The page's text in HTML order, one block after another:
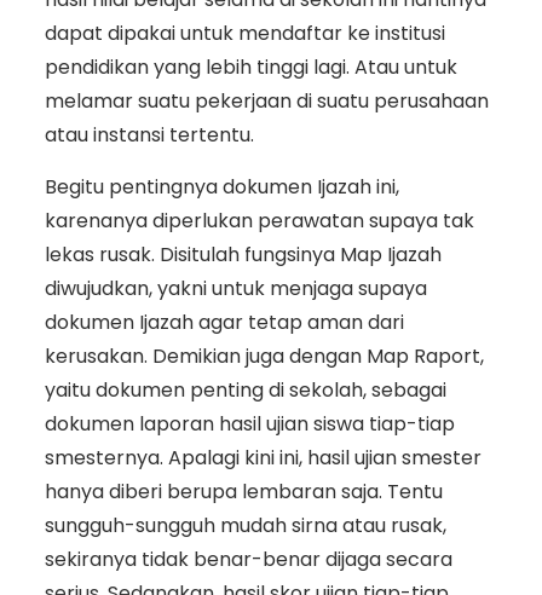
dapat dipakai untuk mendaftar ke institusi
pendidikan yang lebih tinggi lagi. Atau untuk
melamar suatu pekerjaan di suatu perusahaan
atau instansi tertentu.
Begitu pentingnya dokumen Ijazah ini,
karenanya diperlukan perawatan supaya tak
lekas rusak. Disitulah fungsinya Map Ijazah
diwujudkan, yakni untuk menjaga supaya
dokumen Ijazah agar tetap aman dari
kerusakan. Demikian juga dengan Map Raport,
yaitu dokumen penting di sekolah, sebagai
dokumen laporan hasil ujian siswa tiap-tiap
smesternya. Apalagi kini ini, hasil ujian smester
hanya diberi berupa lembaran saja. Tentu
sungguh-sungguh mudah sirna atau rusak,
sekiranya tidak benar-benar dijaga secara